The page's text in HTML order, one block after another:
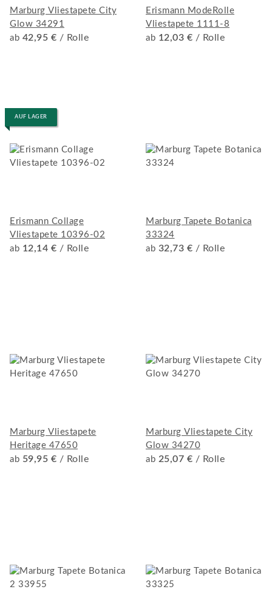
Marburg Vliestapete City
Glow 34291
ab 42,95 € / Rolle
Erismann ModeRolle
Vliestapete 1111-8
ab 12,03 € / Rolle
AUF LAGER
Erismann Collage
Vliestapete 10396-02
ab 12,14 € / Rolle
Marburg Tapete Botanica
33324
ab 32,73 € / Rolle
Marburg Vliestapete
Heritage 47650
ab 59,95 € / Rolle
Marburg Vliestapete City
Glow 34270
ab 25,07 € / Rolle